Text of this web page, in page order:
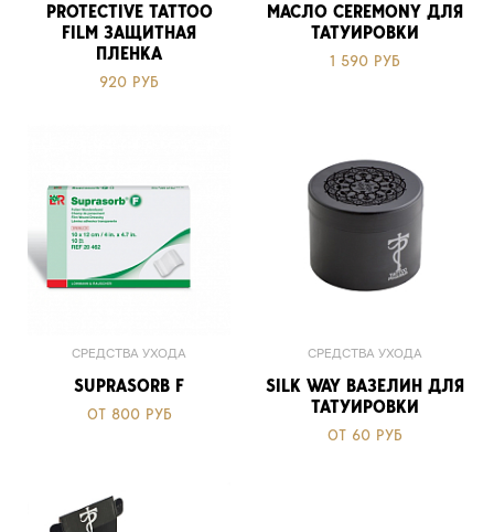
PROTECTIVE TATTOO
FILM ЗАЩИТНАЯ
ПЛЕНКА
920 РУБ
МАСЛО CEREMONY ДЛЯ
ТАТУИРОВКИ
1 590 РУБ
СРЕДСТВА УХОДА
SUPRASORB F
ОТ 800 РУБ
СРЕДСТВА УХОДА
SILK WAY ВАЗЕЛИН ДЛЯ
ТАТУИРОВКИ
ОТ 60 РУБ